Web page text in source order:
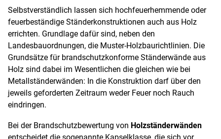
Selbstverständlich lassen sich hochfeuerhemmende oder
feuerbeständige Ständerkonstruktionen auch aus Holz
errichten. Grundlage dafür sind, neben den
Landesbauordnungen, die Muster-Holzbaurichtlinien. Die
Grundsätze für brandschutzkonforme Ständerwände aus
Holz sind dabei im Wesentlichen die gleichen wie bei
Metallständerwänden: In die Konstruktion darf über den
jeweils geforderten Zeitraum weder Feuer noch Rauch
eindringen.
Bei der Brandschutzbewertung von Holzständerwänden
entscheidet die sogenannte Kapselklasse, die sich vor